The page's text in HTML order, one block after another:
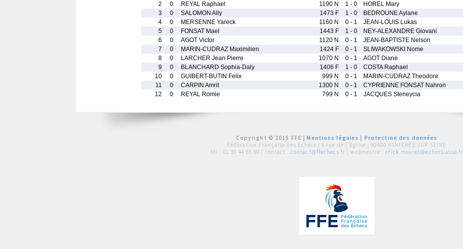
2
0 REYAL Raphael 1190 N 1 - 0 HOREL Mary
3
0 SALOMON Ally 1473 F 1 - 0 BEDROUNE Aylane
4
0 MERSENNE Yareck 1160 N 0 - 1 JEAN-LOUIS Lukas
5
0 FONSAT Mael 1443 F 1 - 0 NEY-ALEXANDRE Giovani
6
0 AGOT Victor 1120 N 0 - 1 JEAN-BAPTISTE Nelson
7
0 MARIN-CUDRAZ Maximilien 1424 F 0 - 1 SLIWAKOWSKI Nome
8
0 LARCHER Jean Pierre 1070 N 0 - 1 AGOT Diane
9
0 BLANCHARD Sophia-Daly 1406 F 1 - 0 COSTA Raphael
10
0 GUIBERT-BUTIN Felix 999 N 0 - 1 MARIN-CUDRAZ Theodore
11
0 CARPIN Amrit 1300 N 0 - 1 CYPRIENNE FONSAT Nahron
12
0 REYAL Romie 799 N 0 - 1 JACQUES Steneycia
Copyright © 2015 FFE |Mentions légales
Protection des données
Fédération Française des Echecs | 6 rue de l'Eglise | 92600 ASNIERES SUR SEINE
tél : 01 39 44 65 80 | contact : contact@ffechecs.fr | webmestre : erick.mouret@echecs.asso.fr